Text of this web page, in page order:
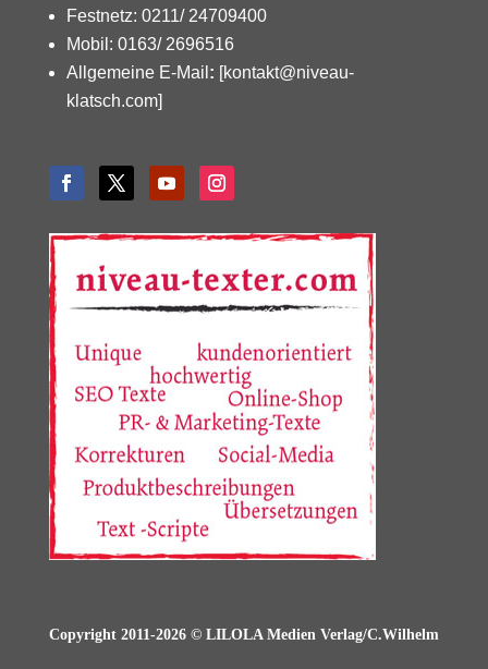
Festnetz: 0211/ 24709400
Mobil: 0163/ 2696516
Allgemeine E-Mail : [kontakt@niveau-
klatsch.com]
Copyright 2011-2026 © LILOLA Medien Verlag/C.Wilhelm